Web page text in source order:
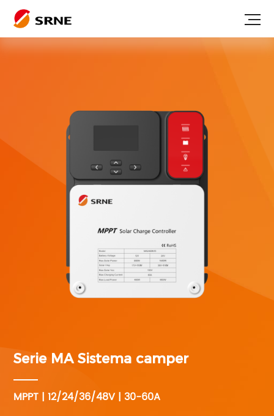
Serie MASistema camper
MPPT | 12/24/36/48V | 30-60A